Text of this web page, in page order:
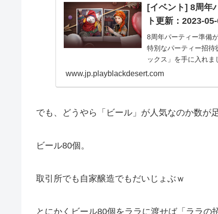
[イベント] 8周年
ト更新：2023-
8周年パーティー準備
特別なパーティー招待
ックス」を手に入れ
www.jp.playblackdesert.com
でも、どうやら「ビール」が人気なのか数が
ビール80個。
取引所でも自家醸造でもだいじょぶｗ
とにかくビール80個をララに渡せば「ララの